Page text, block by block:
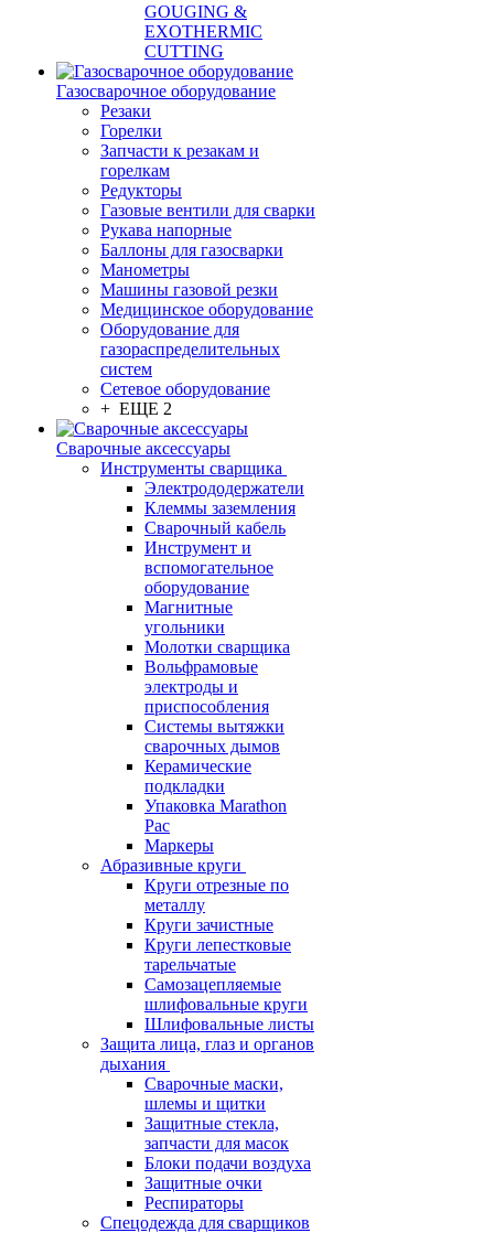
GOUGING &
EXOTHERMIC
CUTTING
Газосварочное оборудование
Резаки
Горелки
Запчасти к резакам и
горелкам
Редукторы
Газовые вентили для сварки
Рукава напорные
Баллоны для газосварки
Манометры
Машины газовой резки
Медицинское оборудование
Оборудование для
газораспределительных
систем
Сетевое оборудование
+ ЕЩЕ 2
Сварочные аксессуары
Инструменты сварщика
Электрододержатели
Клеммы заземления
Сварочный кабель
Инструмент и
вспомогательное
оборудование
Магнитные
угольники
Молотки сварщика
Вольфрамовые
электроды и
приспособления
Системы вытяжки
сварочных дымов
Керамические
подкладки
Упаковка Marathon
Pac
Маркеры
Абразивные круги
Круги отрезные по
металлу
Круги зачистные
Круги лепестковые
тарельчатые
Самозацепляемые
шлифовальные круги
Шлифовальные листы
Защита лица, глаз и органов
дыхания
Сварочные маски,
шлемы и щитки
Защитные стекла,
запчасти для масок
Блоки подачи воздуха
Защитные очки
Респираторы
Спецодежда для сварщиков